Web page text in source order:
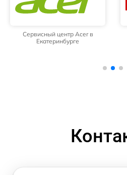
Сервисный центр Acer в
Екатеринбурге